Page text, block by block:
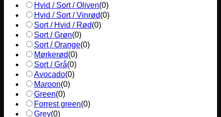
Hvid / Sort / Oliven(0)
Hvid / Sort / Vinrød(0)
Sort / Hvid / Rød(0)
Sort / Grøn(0)
Sort / Orange(0)
Mørkerød(0)
Sort / Grå(0)
Avocado(0)
Maroon(0)
Green(0)
Forrest green(0)
Grey(0)